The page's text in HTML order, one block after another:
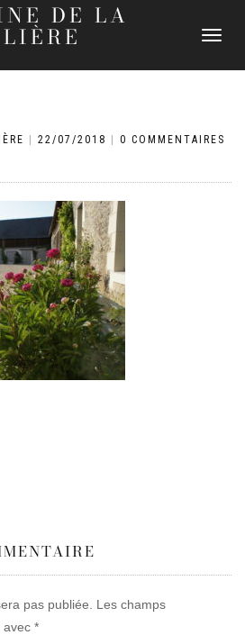
DE LA
DÉPLIER
22/07/2018
0 COMMENTAIRES
pas publiée.
Les champs
avec *